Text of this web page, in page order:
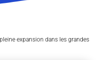
expansion dans les grandes